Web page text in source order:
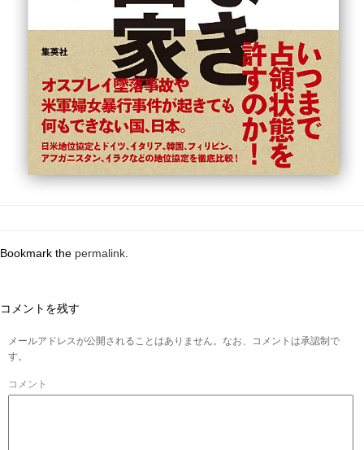
Bookmark the permalink
コメントを残す
メールアドレスが公開されることはありません。なお、コメントは承認制で
す。
コメント